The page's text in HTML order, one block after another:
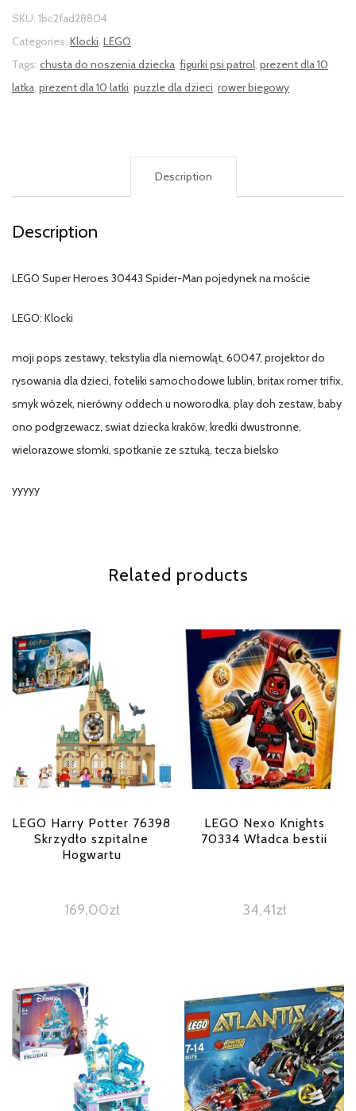
SKU: 1bc2fad28804
Categories: Klocki, LEGO
Tags: chusta do noszenia dziecka, figurki psi patrol, prezent dla 10
latka, prezent dla 10 latki, puzzle dla dzieci, rower biegowy
Description
Description
LEGO Super Heroes 30443 Spider-Man pojedynek na moście
LEGO: Klocki
moji pops zestawy, tekstylia dla niemowląt, 60047, projektor do
rysowania dla dzieci, foteliki samochodowe lublin, britax romer trifix,
smyk wózek, nierówny oddech u noworodka, play doh zestaw, baby
ono podgrzewacz, swiat dziecka kraków, kredki dwustronne,
wielorazowe słomki, spotkanie ze sztuką, tecza bielsko
yyyyy
Related products
LEGO Harry Potter 76398
Skrzydło szpitalne
Hogwartu
169,00zł
LEGO Nexo Knights
70334 Władca bestii
34,41zł